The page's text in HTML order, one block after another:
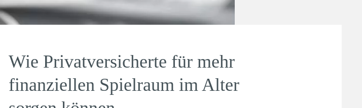
Wie Privatversicherte für mehr
finanziellen Spielraum im Alter